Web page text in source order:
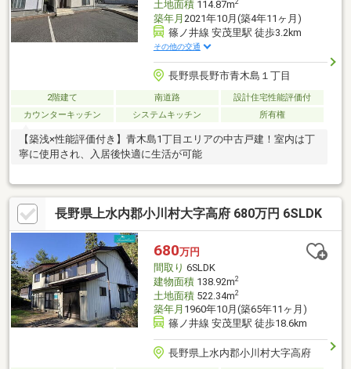
土地面積114.87m2
築年月 2021年10月(築4年11ヶ月)
篠ノ井線 安茂里駅 徒歩3.2km
その他の交通
長野県長野市青木島１丁目
2階建て 南道路
設計住宅性能評価付
カウンターキッチン
システムキッチン 所有権
【築浅×性能評価付き】青木島1丁目エリアの中古戸建！室内は丁
寧に使用され、入居後快適に生活が可能
長野県上水内郡小川村大字高府 680万円 6SLDK
680万円
間取り 6SLDK
建物面積138.92m2
土地面積522.34m2
築年月 1960年10月(築65年11ヶ月)
篠ノ井線 安茂里駅 徒歩18.6km
長野県上水内郡小川村大字高府